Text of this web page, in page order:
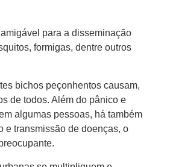
para a disseminação
formigas, dentre outros
bichos peçonhentos causam,
de todos. Além do pânico e
algumas pessoas, há também
e transmissão de doenças, o